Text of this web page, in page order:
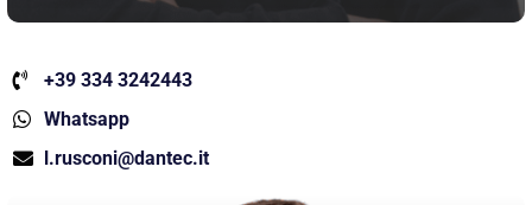
+39 334 3242443
Whatsapp
l.rusconi@dantec.it